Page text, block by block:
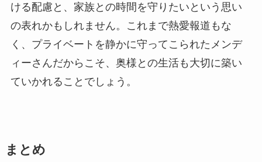
ける配慮と、家族との時間を守りたいという思い
の表れかもしれません。これまで熱愛報道もな
く、プライベートを静かに守ってこられたメンデ
ィーさんだからこそ、奥様との生活も大切に築い
ていかれることでしょう。
まとめ